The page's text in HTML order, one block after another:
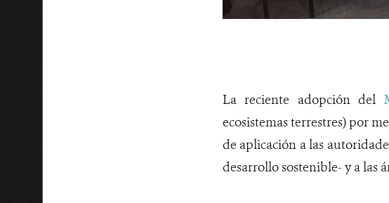
La reciente adopción del
ecosistemas terrestres) por
de aplicación a las
desarrollo sostenible- y a las